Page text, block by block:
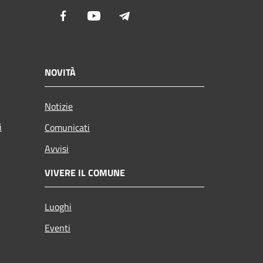
Facebook Youtube
NOVITÀ
Notizie
Comunicati
Avvisi
VIVERE IL COMUNE
Luoghi
Eventi